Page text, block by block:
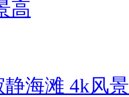
海滩 4k风